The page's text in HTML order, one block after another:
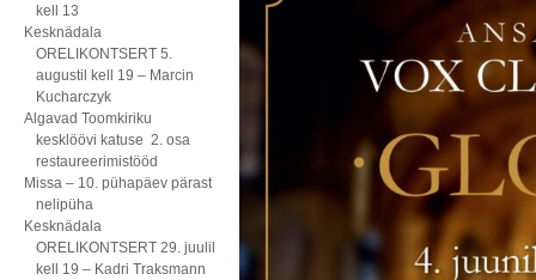
kell 13
Kesknädala
ORELIKONTSERT 5.
augustil kell 19 – Marcin
Kucharczyk
Algavad Toomkiriku
kesklöövi katuse 2. osa
restaureerimistööd
Missa – 10. pühapäev pärast
nelipüha
Kesknädala
ORELIKONTSERT 29. juulil
kell 19 – Kadri Traksmann